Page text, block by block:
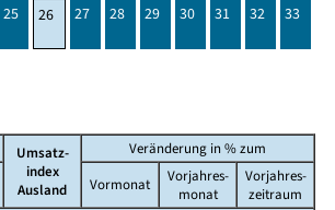
25 26 27 28 29 30 31 32 33
Umsatz-
index
Ausland
Veränderung in % zum
Vormonat
Vorjahres-
monat
Vorjahres-
zeitraum